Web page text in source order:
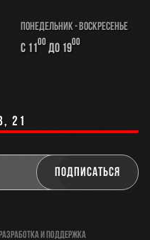
Понедельник - Воскресенье
с 1100 до 1900
21
и поддержка